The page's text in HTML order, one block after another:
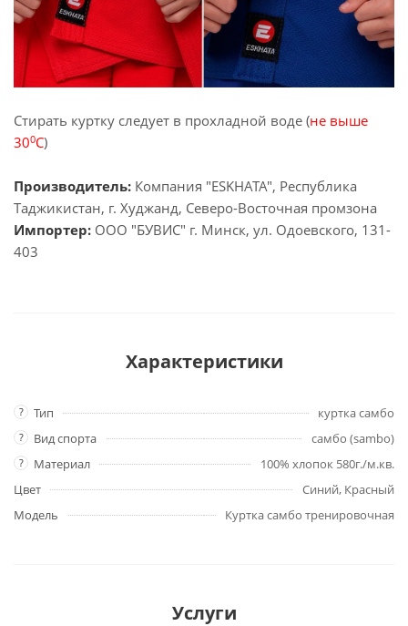
Стирать куртку следует в прохладной воде (не выше
300С)
Производитель: Компания "ESKHATA", Республика
Таджикистан, г. Худжанд, Северо-Восточная промзона
Импортер: ООО "БУВИС" г. Минск, ул. Одоевского, 131-
403
Характеристики
? Тип куртка самбо
? Вид спорта самбо (sambo)
? Материал
100% хлопок 580г./м.кв.
Цвет
Синий, Красный
Модель
Куртка самбо тренировочная
Услуги